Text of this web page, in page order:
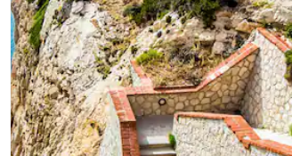
გამოიყენეთ კლავიშები ზემოთ/ქვემოთ